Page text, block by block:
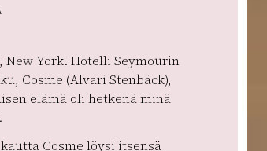
New York. Hotelli Seymourin
Cosme (Alvari Stenbäck),
elämä oli hetkenä minä
Cosme löysi itsensä